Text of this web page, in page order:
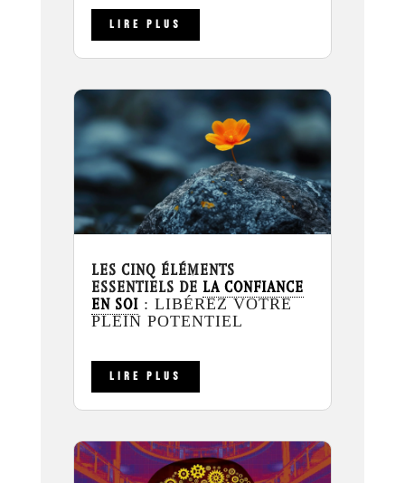
LIRE PLUS
LES CINQ ÉLÉMENTS
ESSENTIELS DE LA CONFIANCE
EN SOI: LIBÉREZ VOTRE
PLEIN POTENTIEL
LIRE PLUS